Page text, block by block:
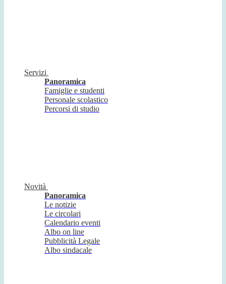
Servizi
Panoramica
Famiglie e studenti
Personale scolastico
Percorsi di studio
Novità
Panoramica
Le notizie
Le circolari
Calendario eventi
Albo on line
Pubblicità Legale
Albo sindacale